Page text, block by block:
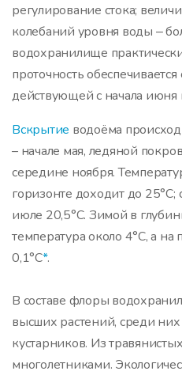
регулирование стока;
колебаний уровня воды ‒
водохранилище
проточность
действующей с начала июня
Вскрытие водоёма
– начале мая, ледяной
середине ноября.
горизонте доходит до 25°С;
июле 20,5°С. Зимой в
температура около 4°С, а
0,1°С*.
В составе флоры
высших растений, среди
кустарников. Из
многолетниками.